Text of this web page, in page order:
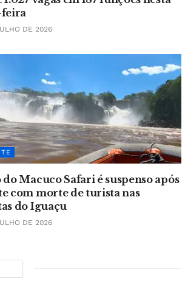
DE 2026
do Macuco Safari é suspenso após
com morte de turista nas
do Iguaçu
DE 2026